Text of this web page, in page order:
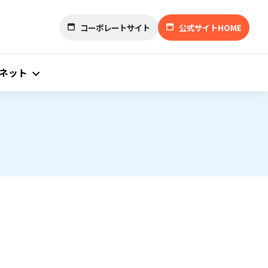
コーポレートサイト 公式サイトHOME
ット